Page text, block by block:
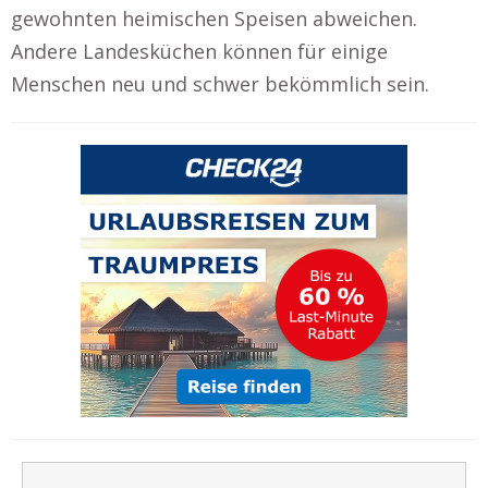
gewohnten heimischen Speisen abweichen.
Andere Landesküchen können für einige
Menschen neu und schwer bekömmlich sein.